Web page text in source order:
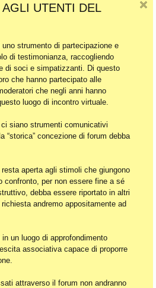
UTENTI DEL
strumento di partecipazione e
di testimonianza, raccogliendo
di soci e simpatizzanti. Di questo
che hanno partecipato alle
che negli anni hanno
luogo di incontro virtuale.
siano strumenti comunicativi
“storica” concezione di forum debba
aperta agli stimoli che giungono
confronto, per non essere fine a sé
debba essere riportato in altri
andremo appositamente ad
un luogo di approfondimento
associativa capace di proporre
attraverso il forum non andranno